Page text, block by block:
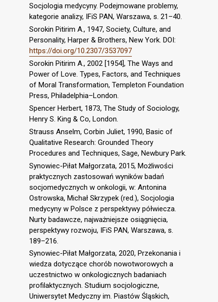
Socjologia medycyny. Podejmowane problemy,
kategorie analizy, IFiS PAN, Warszawa, s. 21–40.
Sorokin Pitirim A., 1947, Society, Culture, and
Personality, Harper & Brothers, New York. DOI:
https://doi.org/10.2307/3537097
Sorokin Pitirim A., 2002 [1954], The Ways and
Power of Love. Types, Factors, and Techniques
of Moral Transformation, Templeton Foundation
Press, Philadelphia–London.
Spencer Herbert, 1873, The Study of Sociology,
Henry S. King & Co, London.
Strauss Anselm, Corbin Juliet, 1990, Basic of
Qualitative Research: Grounded Theory
Procedures and Techniques, Sage, Newbury Park.
Synowiec-Piłat Małgorzata, 2015, Możliwości
praktycznych zastosowań wyników badań
socjomedycznych w onkologii, w: Antonina
Ostrowska, Michał Skrzypek (red.), Socjologia
medycyny w Polsce z perspektywy półwiecza.
Nurty badawcze, najważniejsze osiągnięcia,
perspektywy rozwoju, IFiS PAN, Warszawa, s.
189–216.
Synowiec-Piłat Małgorzata, 2020, Przekonania i
wiedza dotyczące chorób nowotworowych a
uczestnictwo w onkologicznych badaniach
profilaktycznych. Studium socjologiczne,
Uniwersytet Medyczny im. Piastów Śląskich,